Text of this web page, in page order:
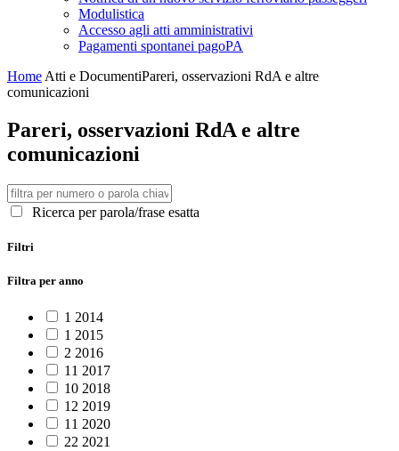
Modulistica
Accesso agli atti amministrativi
Pagamenti spontanei pagoPA
Home Atti e DocumentiPareri, osservazioni RdA e altre
comunicazioni
Pareri, osservazioni RdA e altre
comunicazioni
Ricerca per parola/frase esatta
Filtri
Filtra per anno
1 2014
1 2015
2 2016
11 2017
10 2018
12 2019
11 2020
22 2021